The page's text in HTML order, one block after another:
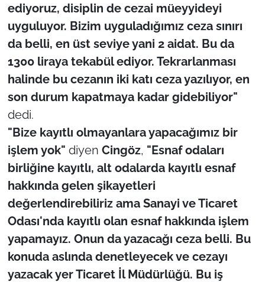
ediyoruz, disiplin de cezai müeyyideyi
uyguluyor. Bizim uyguladığımız ceza sınırı
da belli, en üst seviye yani 2 aidat. Bu da
1300 liraya tekabül ediyor. Tekrarlanması
halinde bu cezanın iki katı ceza yazılıyor, en
son durum kapatmaya kadar gidebiliyor"
dedi.
"Bize kayıtlı olmayanlara yapacağımız bir
işlem yok" diyen Cingöz, "Esnaf odaları
birliğine kayıtlı, alt odalarda kayıtlı esnaf
hakkında gelen şikayetleri
değerlendirebiliriz ama Sanayi ve Ticaret
Odası'nda kayıtlı olan esnaf hakkında işlem
yapamayız. Onun da yazacağı ceza belli. Bu
konuda aslında denetleyecek ve cezayı
yazacak yer Ticaret İl Müdürlüğü. Bu iş